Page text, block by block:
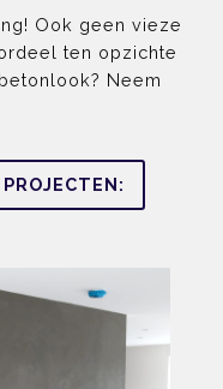
Ook geen vieze
ten opzichte
Neem